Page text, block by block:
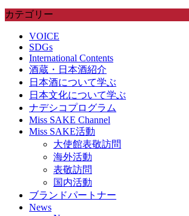
カテゴリー
VOICE
SDGs
International Contents
酒蔵・日本酒紹介
日本酒について学ぶ
日本文化について学ぶ
ナデシコプログラム
Miss SAKE Channel
Miss SAKE活動
大使館表敬訪問
海外活動
表敬訪問
国内活動
ブランドパートナー
News